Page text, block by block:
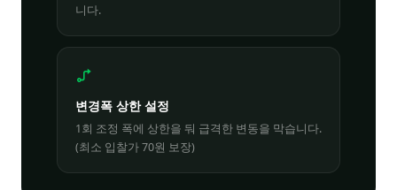
니다.
변경폭 상한 설정
1회 조정 폭에 상한을 둬 급격한 변동을 막습니다.
(최소 입찰가 70원 보장)